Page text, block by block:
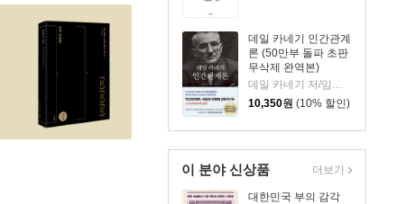
데일 카네기 인간관계
론 (50만부 돌파 초판
무삭제 완역본)
데일 카네기 저/임상훈 역
10,350원 (10% 할인)
이 분야 신상품
대한민국 부의 감각
더보기